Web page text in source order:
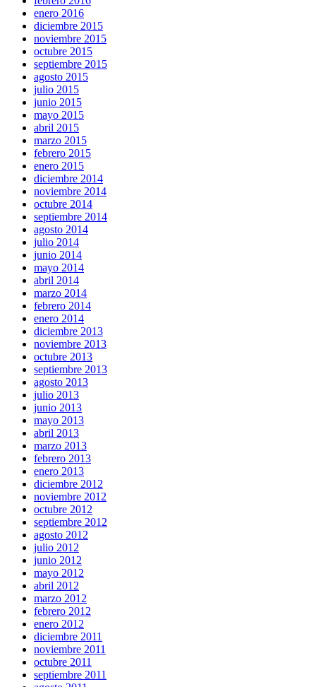
enero 2016
diciembre 2015
noviembre 2015
octubre 2015
septiembre 2015
agosto 2015
julio 2015
junio 2015
mayo 2015
abril 2015
marzo 2015
febrero 2015
enero 2015
diciembre 2014
noviembre 2014
octubre 2014
septiembre 2014
agosto 2014
julio 2014
junio 2014
mayo 2014
abril 2014
marzo 2014
febrero 2014
enero 2014
diciembre 2013
noviembre 2013
octubre 2013
septiembre 2013
agosto 2013
julio 2013
junio 2013
mayo 2013
abril 2013
marzo 2013
febrero 2013
enero 2013
diciembre 2012
noviembre 2012
octubre 2012
septiembre 2012
agosto 2012
julio 2012
junio 2012
mayo 2012
abril 2012
marzo 2012
febrero 2012
enero 2012
diciembre 2011
noviembre 2011
octubre 2011
septiembre 2011